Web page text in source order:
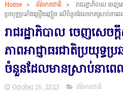
Home > ព័ត៌មានជាតិ >
រាជរដ្ឋាភិបាល ចេញ
ប្រយុទ្ធប្រឆាំងគ្រឿងញៀន លើចំនួនដែលមានស្រាប់នាពេ
រាជរដ្ឋាភិបាល ចេញសេច
ភាពអាជ្ញាធរជាតិប្រយុទ្ធ
ចំនួនដែលមានស្រាប់នាពេ
October 16, 2023 ព័ត៌មានជាតិ